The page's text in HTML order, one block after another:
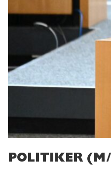
POLITIKER